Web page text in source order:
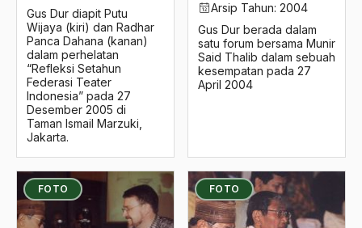
Gus Dur diapit Putu
Wijaya (kiri) dan Radhar
Panca Dahana (kanan)
dalam perhelatan
“Refleksi Setahun
Federasi Teater
Indonesia” pada 27
Desember 2005 di
Taman Ismail Marzuki,
Jakarta.
Arsip Tahun: 2004
Gus Dur berada dalam
satu forum bersama Munir
Said Thalib dalam sebuah
kesempatan pada 27
April 2004
FOTO FOTO
2003
2002
2001
2000
1999
1998
1997